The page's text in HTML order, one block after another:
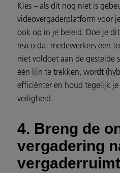
Kies – als dit nog niet is
videovergaderplatform voor
ook op in je beleid. Doe je
risico dat medewerkers een
niet voldoet aan de gestelde
één lijn te trekken, wordt
efficiënter en houd tegelijk
veiligheid.
4. Breng de
vergadering